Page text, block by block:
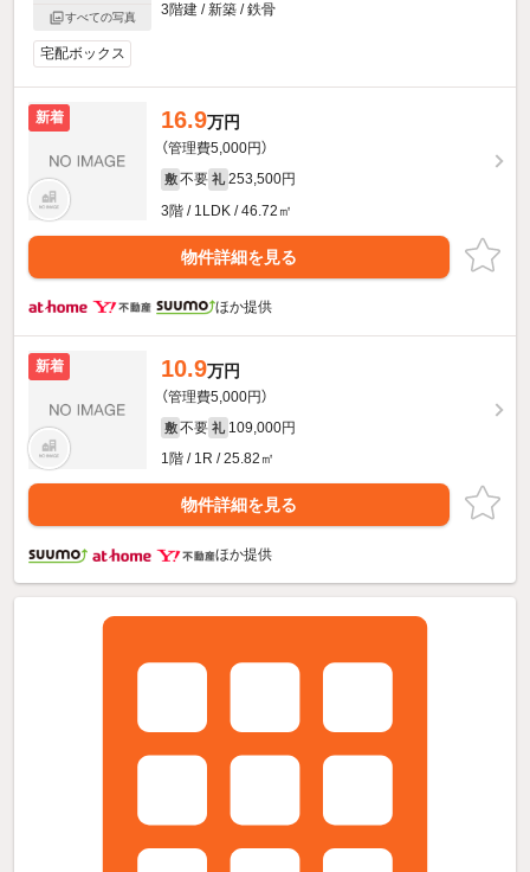
すべての写真
3階建 / 新築 / 鉄骨
宅配ボックス
新着 16.9万円
（管理費5,000円）
敷 不要 礼 253,500円
3階 / 1LDK / 46.72㎡
物件詳細を見る
ほか提供
新着 10.9万円
（管理費5,000円）
敷 不要 礼 109,000円
1階 / 1R / 25.82㎡
物件詳細を見る
ほか提供